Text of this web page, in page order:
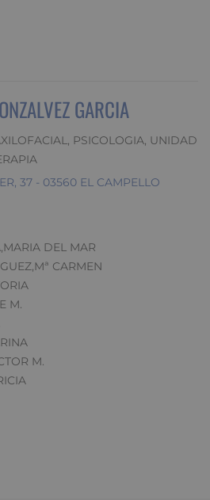
GARCIA
PSICOLOGIA, UNIDAD
37 - 03560 EL CAMPELLO
DEL MAR
CARMEN
M.
M.